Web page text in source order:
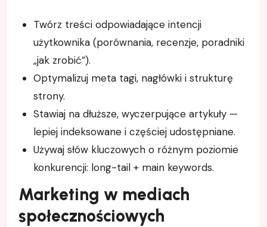
Twórz treści odpowiadające intencji
użytkownika (porównania, recenzje, poradniki
„jak zrobić”).
Optymalizuj meta tagi, nagłówki i strukturę
strony.
Stawiaj na dłuższe, wyczerpujące artykuły —
lepiej indeksowane i częściej udostępniane.
Używaj słów kluczowych o różnym poziomie
konkurencji: long-tail + main keywords.
Marketing w mediach
społecznościowych